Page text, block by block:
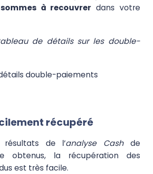
à recouvrer dans votre
de détails sur les double-
récupéré
de l’analyse Cash
de
obtenus, la récupération des
est très facile.